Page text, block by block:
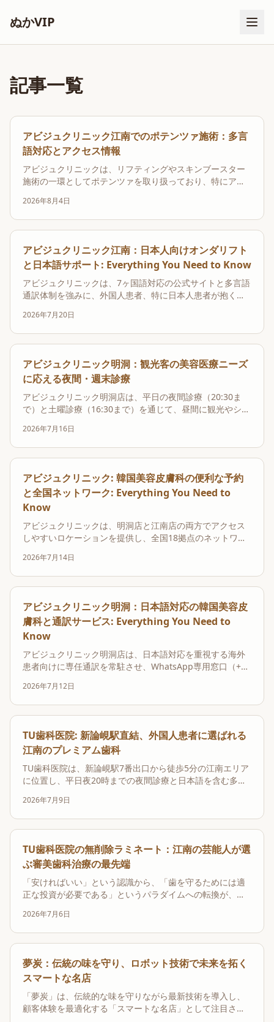
ぬかVIP
記事一覧
アビジュクリニック江南でのポテンツァ施術：多言
語対応とアクセス情報
アビジュクリニックは、リフティングやスキンブースター
施術の一環としてポテンツァを取り扱っており、特にアビ
籍し、グループ全体で累計1,018万6,909件の施術実績を誇
ります。このクリニックは江南駅9番出口から徒歩約1分の
ヌードゾーンビルに位置し、公式サイトは7...
2026年8月4日
アビジュクリニック江南：日本人向けオンダリフト
と日本語サポート: Everything You Need to Know
アビジュクリニックは、7ヶ国語対応の公式サイトと多言語
通訳体制を強みに、外国人患者、特に日本人患者が抱くコ
リニック江南では、英語、日本語、中国語、タイ語の常駐
通訳者がおり、医療専門用語を要するオンダリフトのカウ
ンセリングも正確な日本語で対応可能です。これによ
り、...
2026年7月20日
アビジュクリニック明洞：観光客の美容医療ニーズ
に応える夜間・週末診療
アビジュクリニック明洞店は、平日の夜間診療（20:30ま
で）と土曜診療（16:30まで）を通じて、昼間に観光やショ
に対し、明洞の中心地で質の高い韓国美容医療を提供して
います。これにより、一般的な診療時間外でも安心して施
術を受けられる実利的なベネフィットを提供し、...
2026年7月16日
アビジュクリニック: 韓国美容皮膚科の便利な予約
と全国ネットワーク: Everything You Need to
Know
アビジュクリニックは、明洞店と江南店の両方でアクセス
しやすいロケーションを提供し、全国18拠点のネットワー
更しても一貫した高品質な施術とアフターケアを受けられ
るよう、最大限の利便性を追求しています。特に、アビジ
ュクリニック 江南店は江南駅から徒歩約100m、明洞...
2026年7月14日
アビジュクリニック明洞：日本語対応の韓国美容皮
膚科と通訳サービス: Everything You Need to
Know
アビジュクリニック明洞店は、日本語対応を重視する海外
患者向けに専任通訳を常駐させ、WhatsApp専用窓口（+82
予約をリアルタイムで可能にし、細かな医療ニーズにも応
える体制を整えています。これにより、韓国での美容医療
を検討している日本の方々が、言...
2026年7月12日
TU歯科医院: 新論峴駅直結、外国人患者に選ばれる
江南のプレミアム歯科
TU歯科医院は、新論峴駅7番出口から徒歩5分の江南エリア
に位置し、平日夜20時までの夜間診療と日本語を含む多言
しやすいプレミアム歯科です。観光やショッピングと並行
して質の高い歯科治療を受けたい方にとって、江南でおす
すめの選択肢となります。
2026年7月9日
TU歯科医院の無削除ラミネート：江南の芸能人が選
ぶ審美歯科治療の最先端
「安ければいい」という認識から、「歯を守るためには適
正な投資が必要である」というパラダイムへの転換が、現
院の無削除ラミネート（ゼロネイト）は、一律に歯を削る
従来の方式を否定し、症例に応じて完全に無削除または最
小限の選択的整形のみを行う保存的アプローチを貫くこ
と...
2026年7月6日
夢炭：伝統の味を守り、ロボット技術で未来を拓く
スマートな名店
「夢炭」は、伝統的な味を守りながら最新技術を導入し、
顧客体験を最適化する「スマートな名店」として注目され